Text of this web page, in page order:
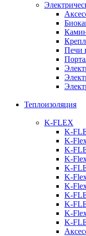
Печи
Теплоизоляция
K-FLEX
K-
K-
K-
K-
K-
K-
K-
K-
K-
K-
K-